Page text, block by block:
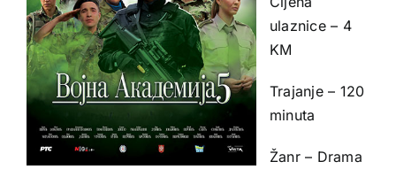
ulaznice – 4
KM
Trajanje – 120
minuta
Žanr – Drama